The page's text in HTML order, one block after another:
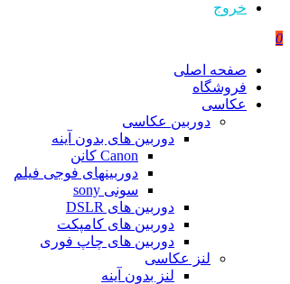
خروج
0
صفحه اصلی
فروشگاه
عکاسی
دوربین عکاسی
دوربین های بدون آینه
Canon کانن
دوربینهای فوجی فیلم
سونی sony
دوربین های DSLR
دوربین های کامپکت
دوربین های چاپ فوری
لنز عکاسی
لنز بدون آینه